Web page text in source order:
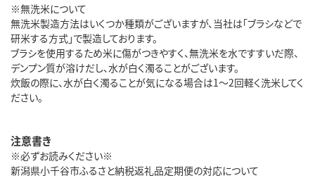
※無洗米について
無洗米製造方法はいくつか種類がございますが、当社は「ブラシなどで
研米する方式」で製造しております。
ブラシを使用するため米に傷がつきやすく、無洗米を水ですすいだ際、
デンプン質が溶けだし、水が白く濁ることがございます。
炊飯の際に、水が白く濁ることが気になる場合は1～2回軽く洗米してく
ださい。
注意書き
※必ずお読みください※
新潟県小千谷市ふるさと納税返礼品定期便の対応について